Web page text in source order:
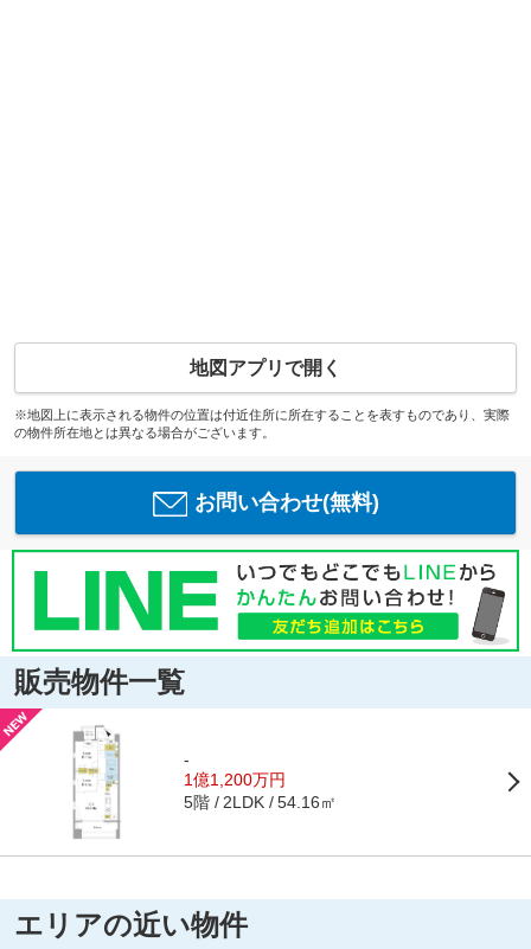
地図アプリで開く
※地図上に表示される物件の位置は付近住所に所在することを表すものであり、実際
の物件所在地とは異なる場合がございます。
お問い合わせ(無料)
販売物件一覧
-
1億1,200万円
5階 2LDK 54.16㎡
エリアの近い物件